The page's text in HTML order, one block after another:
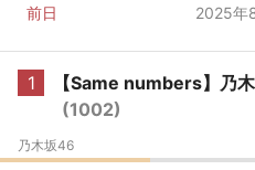
前日 2025年
1
【Same numbers】乃
(1002)
乃木坂46